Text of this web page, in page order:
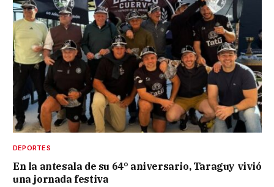
DEPORTES
En la antesala de su 64° aniversario, Taraguy vivió
una jornada festiva